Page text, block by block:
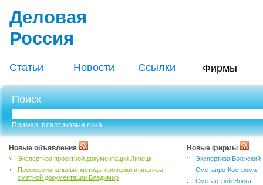
Деловая
Россия
Статьи Новости Ссылки Фирмы
Поиск
Пример: пластиковые окна
Новые объявления
Экспертиза проектной документации Липецк
Профессиональные методы проверки и анализа
сметной документации Владимир
Новые фирмы
Экспертиза Волжский
Сметапро-Кострома
Сметастрой-Волга